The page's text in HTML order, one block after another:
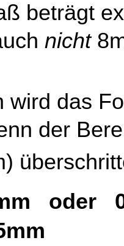
beträgt
nicht
wird das
der
oder